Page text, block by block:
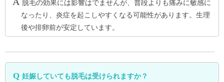
脱毛の効果には影響はでませんが、普段よりも痛みに敏感に
なったり、炎症を起こしやすくなる可能性があります。生理
後や排卵前が安定しています。
妊娠していても脱毛は受けられますか？